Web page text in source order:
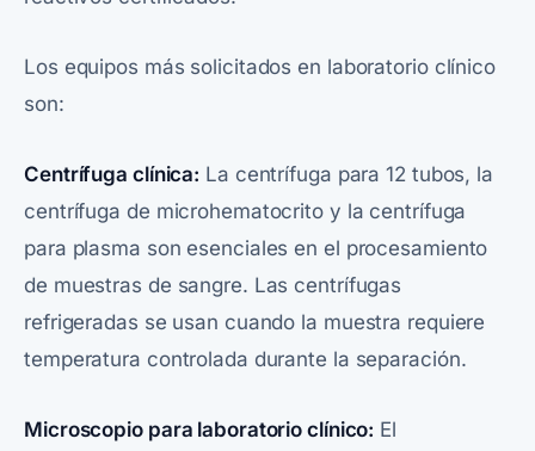
Los equipos más solicitados en laboratorio clínico
son:
Centrífuga clínica: La centrífuga para 12 tubos, la
centrífuga de microhematocrito y la centrífuga
para plasma son esenciales en el procesamiento
de muestras de sangre. Las centrífugas
refrigeradas se usan cuando la muestra requiere
temperatura controlada durante la separación.
Microscopio para laboratorio clínico: El